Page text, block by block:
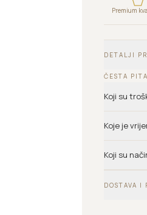
Premium
DETALJI
ČESTA
Koji su
Koje je
Koji su
DOSTAVA I